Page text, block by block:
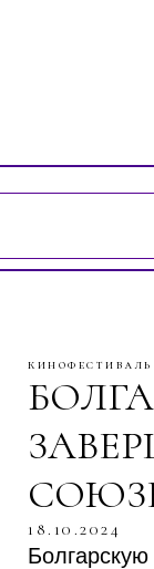
кинофестиваль
18.10.2024
Болгарскую